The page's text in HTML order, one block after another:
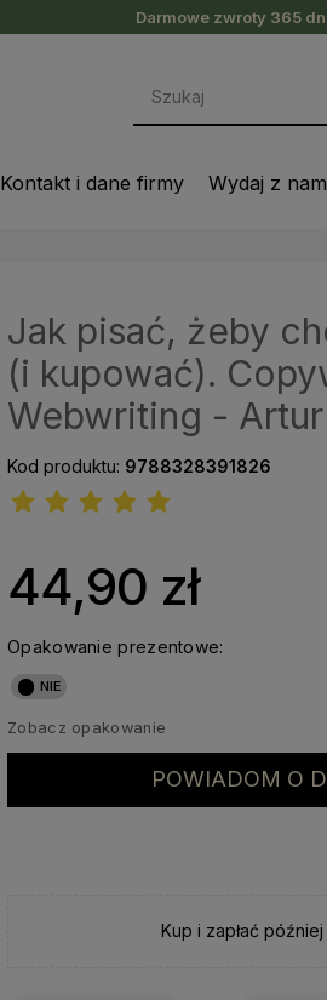
Darmowe zwroty 365
Kontakt i dane firmy Wydaj z
Jak pisać, żeby
(i kupować).
Webwriting - Artur
Kod produktu: 9788328391826
44,90 zł
Opakowanie prezentowe:
Zobacz opakowanie
POWIADOM O
Kup i zapłać później